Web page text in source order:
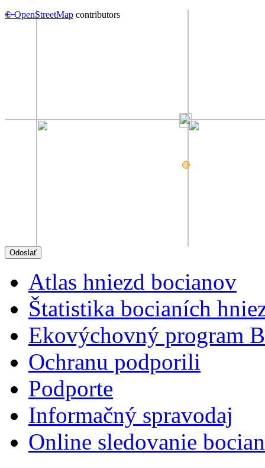
+−
©OpenStreetMap contributors
Atlas hniezd bocianov
Štatistika bocianích
Ekovýchovný program
Ochranu podporili
Podporte
Informačný spravodaj
Online sledovanie